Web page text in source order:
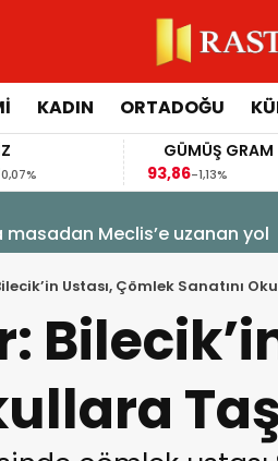
KADIN ORTADOĞU
GÜMÜŞ GRAM
93,86
-1,13%
masadan Meclis’e uzanan yol
Ustası, Çömlek Sanatını